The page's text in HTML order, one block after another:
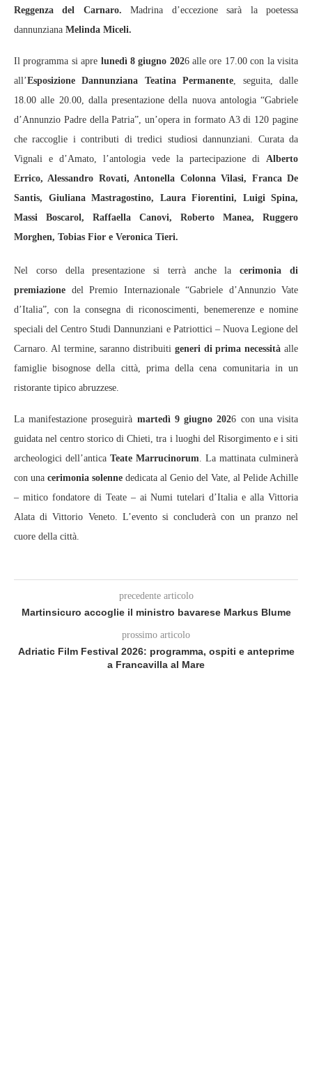
Reggenza del Carnaro. Madrina d’eccezione sarà la poetessa
dannunziana Melinda Miceli.
Il programma si apre lunedì 8 giugno 2026 alle ore 17.00 con la visita
all’Esposizione Dannunziana Teatina Permanente, seguita, dalle
18.00 alle 20.00, dalla presentazione della nuova antologia “Gabriele
d’Annunzio Padre della Patria”, un’opera in formato A3 di 120 pagine
che raccoglie i contributi di tredici studiosi dannunziani. Curata da
Vignali e d’Amato, l’antologia vede la partecipazione di Alberto
Errico, Alessandro Rovati, Antonella Colonna Vilasi, Franca De
Santis, Giuliana Mastragostino, Laura Fiorentini, Luigi Spina,
Massi Boscarol, Raffaella Canovi, Roberto Manea, Ruggero
Morghen, Tobias Fior e Veronica Tieri.
Nel corso della presentazione si terrà anche lacerimonia di
premiazione del Premio Internazionale “Gabriele d’Annunzio Vate
d’Italia”, con la consegna di riconoscimenti, benemerenze e nomine
speciali del Centro Studi Dannunziani e Patriottici – Nuova Legione del
Carnaro. Al termine, saranno distribuiti generi di prima necessità alle
famiglie bisognose della città, prima della cena comunitaria in un
ristorante tipico abruzzese.
La manifestazione proseguirà martedì 9 giugno 2026 con una visita
guidata nel centro storico di Chieti, tra i luoghi del Risorgimento e i siti
archeologici dell’antica Teate Marrucinorum. La mattinata culminerà
con una cerimonia solenne dedicata al Genio del Vate, al Pelide Achille
– mitico fondatore di Teate – ai Numi tutelari d’Italia e alla Vittoria
Alata di Vittorio Veneto. L’evento si concluderà con un pranzo nel
cuore della città.
precedente articolo
Martinsicuro accoglie il ministro bavarese Markus Blume
prossimo articolo
Adriatic Film Festival 2026: programma, ospiti e anteprime
a Francavilla al Mare